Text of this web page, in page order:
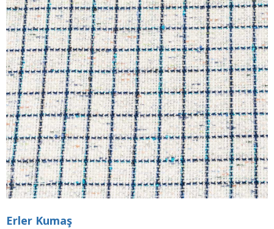
Erler Kumaş